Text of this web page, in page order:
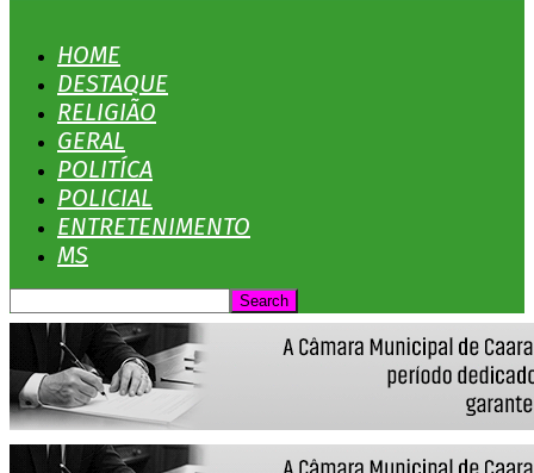
HOME
DESTAQUE
RELIGIÃO
GERAL
POLITÍCA
POLICIAL
ENTRETENIMENTO
MS